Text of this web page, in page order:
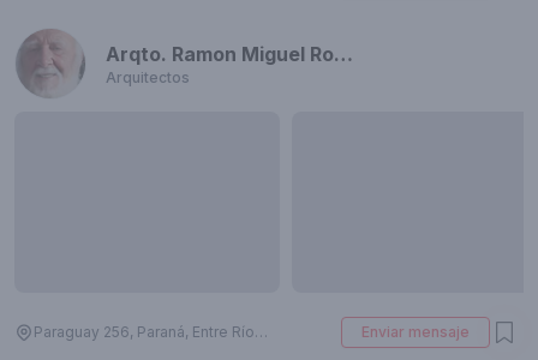
Arqto. Ramon Miguel Rossier
Arquitectos
Paraguay 256, Paraná, Entre Ríos, Argentina Enviar mensaje